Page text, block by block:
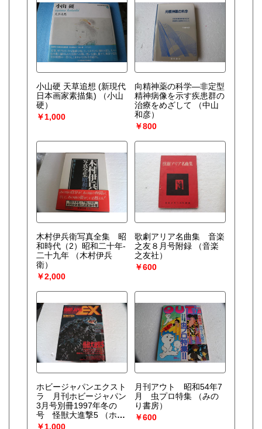
総記、哲学宗教、歴史、社会科学、自然科学、美術工芸、国
語国文、外国文学、古典籍、近代文献、趣味、外国書、サブ
カルチャー、古書一般（その他）
小山硬 天草追想 (新現代
日本画家素描集)
（小山
硬）
￥1,000
向精神薬の科学―非定型
精神病像を示す疾患群の
治療をめざして
（中山
和彦）
￥800
木村伊兵衛写真全集 昭
和時代（2）昭和二十年-
二十九年
（木村伊兵
衛）
￥2,000
歌劇アリア名曲集 音楽
之友８月号附録
（音楽
之友社）
￥600
ホビージャパンエクスト
ラ 月刊ホビージャパン
3月号別冊1997年冬の
号 怪獣大進撃5
（ホビ
ージャパン）
￥1,000
月刊アウト 昭和54年7
月 虫プロ特集
（みの
り書房）
￥600